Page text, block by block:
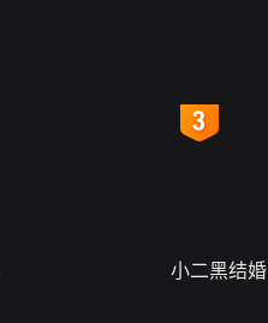
小二黑结婚